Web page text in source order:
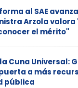
al SAE
Arzola valora
el mérito"
Cuna Universal:
a más
pública